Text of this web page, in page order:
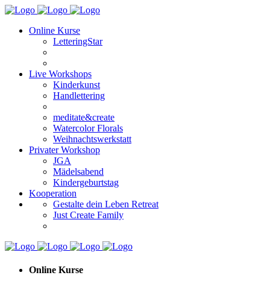
Online Kurse
LetteringStar
Live Workshops
Kinderkunst
Handlettering
meditate&create
Watercolor Florals
Weihnachtswerkstatt
Privater Workshop
JGA
Mädelsabend
Kindergeburtstag
Kooperation
Gestalte dein Leben Retreat
Just Create Family
Online Kurse